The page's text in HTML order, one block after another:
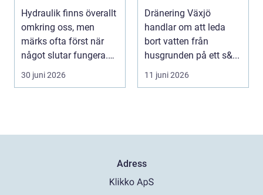
smarta lösningar
nära till hands
Hydraulik finns överallt
omkring oss, men
märks ofta först när
något slutar fungera.
Maskiner stanna...
30 juni 2026
vattenskador
Dränering Växjö
handlar om att leda
bort vatten från
husgrunden på ett s&...
11 juni 2026
Adress